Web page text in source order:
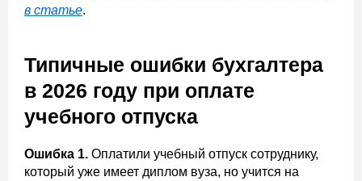
в статье.
Типичные ошибки бухгалтера
в 2026 году при оплате
учебного отпуска
Ошибка 1. Оплатили учебный отпуск сотруднику,
который уже имеет диплом вуза, но учится на